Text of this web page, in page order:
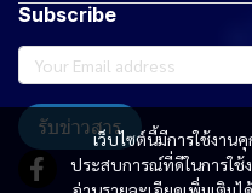
เว็บไซต์นี้มีการใช้งาน
ประสบการณ์ที่ดีในการใช้
Subscribe
รับข่าวสาร